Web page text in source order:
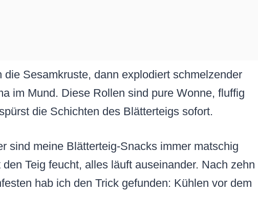
Sesamkruste, dann explodiert schmelzender
im Mund. Diese Rollen sind pure Wonne, fluffig
die Schichten des Blätterteigs sofort.
sind meine Blätterteig-Snacks immer matschig
Teig feucht, alles läuft auseinander. Nach zehn
hab ich den Trick gefunden: Kühlen vor dem